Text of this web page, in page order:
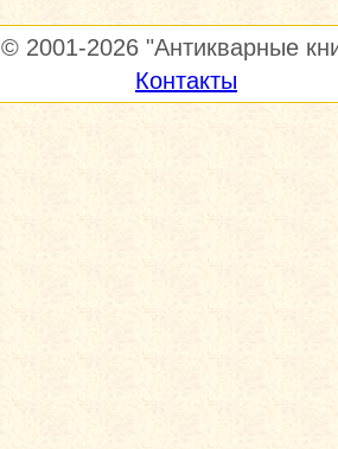
© 2001-2026 "Антикварные
Контакты